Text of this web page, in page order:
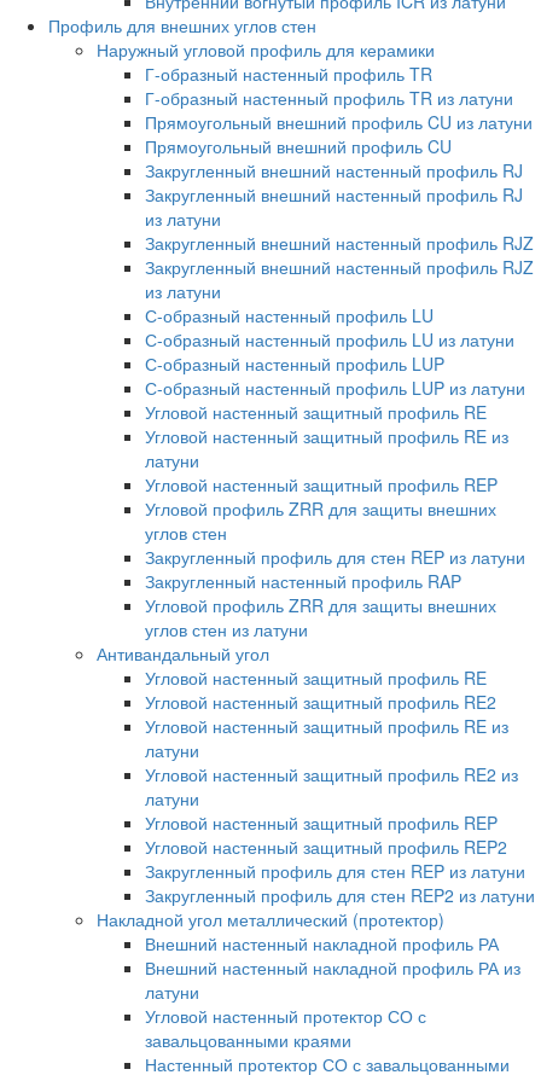
Профиль для внешних углов стен
Наружный угловой профиль для керамики
Г-образный настенный профиль TR
Г-образный настенный профиль TR из латуни
Прямоугольный внешний профиль CU из латуни
Прямоугольный внешний профиль CU
Закругленный внешний настенный профиль RJ
Закругленный внешний настенный профиль RJ
из латуни
Закругленный внешний настенный профиль RJZ
Закругленный внешний настенный профиль RJZ
из латуни
С-образный настенный профиль LU
С-образный настенный профиль LU из латуни
С-образный настенный профиль LUP
С-образный настенный профиль LUP из латуни
Угловой настенный защитный профиль RE
Угловой настенный защитный профиль RE из
латуни
Угловой настенный защитный профиль REP
Угловой профиль ZRR для защиты внешних
углов стен
Закругленный профиль для стен REP из латуни
Закругленный настенный профиль RAP
Угловой профиль ZRR для защиты внешних
углов стен из латуни
Антивандальный угол
Угловой настенный защитный профиль RE
Угловой настенный защитный профиль RE2
Угловой настенный защитный профиль RE из
латуни
Угловой настенный защитный профиль RE2 из
латуни
Угловой настенный защитный профиль REP
Угловой настенный защитный профиль REP2
Закругленный профиль для стен REP из латуни
Закругленный профиль для стен REP2 из латуни
Накладной угол металлический (протектор)
Внешний настенный накладной профиль РА
Внешний настенный накладной профиль РА из
латуни
Угловой настенный протектор СО с
завальцованными краями
Настенный протектор СО с завальцованными